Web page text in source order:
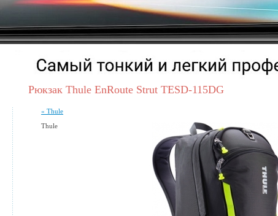
Рюкзак Thule EnRoute Strut TESD-115DG
« Thule
Thule